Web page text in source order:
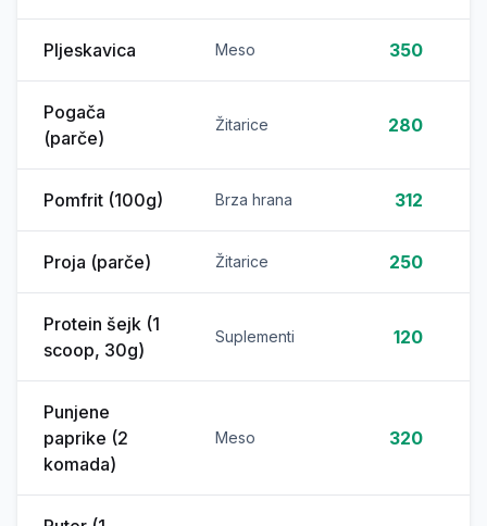
Pljeskavica Meso 350
Pogača
(parče)
Žitarice 280
Pomfrit (100g) Brza hrana 312
Proja (parče) Žitarice 250
Protein šejk (1
scoop, 30g)
Suplementi 120
Punjene
paprike (2
komada)
Meso 320